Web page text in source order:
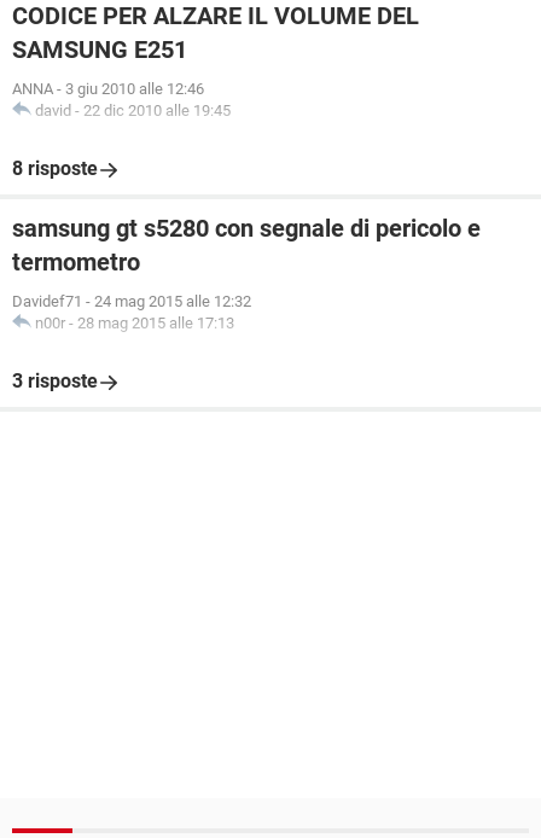
CODICE PER ALZARE IL VOLUME DEL
SAMSUNG E251
ANNA - 3 giu 2010 alle 12:46
david - 22 dic 2010 alle 19:45
8 risposte
samsung gt s5280 con segnale di pericolo e
termometro
Davidef71 - 24 mag 2015 alle 12:32
n00r - 28 mag 2015 alle 17:13
3 risposte